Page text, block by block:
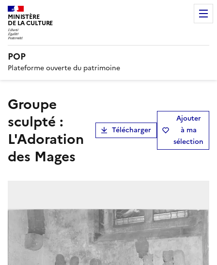
MINISTÈRE
DE LA CULTURE
POP
Plateforme ouverte du patrimoine
groupe
sculpté :
L'Adoration
des Mages
Télécharger
Ajouter
à ma
sélection